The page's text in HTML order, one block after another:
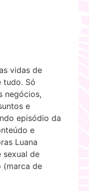
vidas de
tudo. Só
negócios,
e
episódio da
e
Luana
sexual de
(marca de